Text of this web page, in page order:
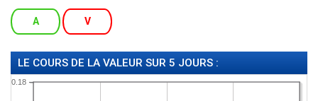
A V
LE COURS DE LA VALEUR SUR 5 JOURS :
0.18